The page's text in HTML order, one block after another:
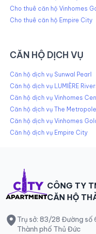
Cho thuê căn hộ Vinhomes
Cho thuê căn hộ Empire City
CĂN HỘ DỊCH VỤ
Căn hộ dịch vụ Sunwal Pearl
Căn hộ dịch vụ LUMIÈRE
Căn hộ dịch vụ Vinhomes
Căn hộ dịch vụ The
Căn hộ dịch vụ Vinhomes
Căn hộ dịch vụ Empire City
CÔNG TY
CĂN HỘ
Trụ sở: 83/28 Đường số
Thành phố Thủ Đức